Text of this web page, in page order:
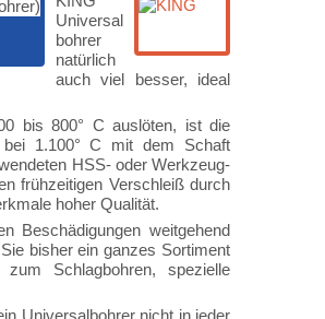
Universal
bohrer
natürlich
auch viel besser, ideal
bis 800° C auslöten, ist die
bei 1.100° C mit dem Schaft
HSS- oder Werkzeug-
frühzeitigen Verschleiß durch
hoher Qualität.
Beschädigungen weitgehend
bisher ein ganzes Sortiment
zum Schlagbohren, spezielle
Universalbohrer nicht in jeder